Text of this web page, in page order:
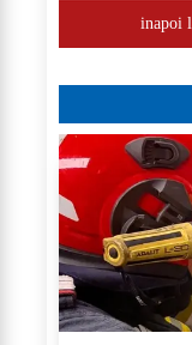
inapoi